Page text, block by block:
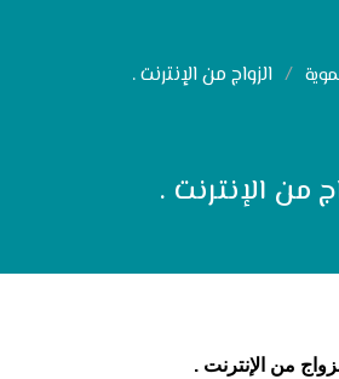
الزواج من الإنترنت .
من الإنترنت .
من الإنترنت .